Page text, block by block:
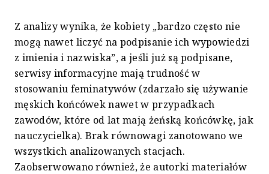
Z analizy wynika, że kobiety „bardzo często nie
mogą nawet liczyć na podpisanie ich wypowiedzi
z imienia i nazwiska”, a jeśli już są podpisane,
serwisy informacyjne mają trudność w
stosowaniu feminatywów (zdarzało się używanie
męskich końcówek nawet w przypadkach
zawodów, które od lat mają żeńską końcówkę, jak
nauczycielka). Brak równowagi zanotowano we
wszystkich analizowanych stacjach.
Zaobserwowano również, że autorki materiałów